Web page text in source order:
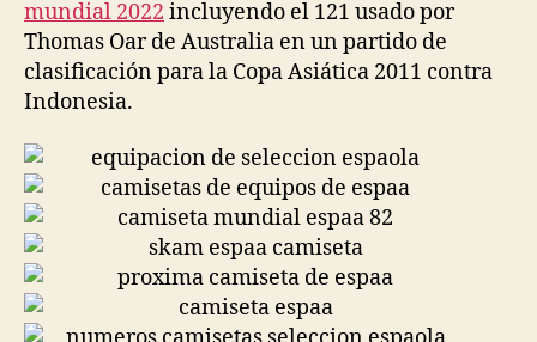
mundial 2022 incluyendo el 121 usado por
Thomas Oar de Australia en un partido de
clasificación para la Copa Asiática 2011 contra
Indonesia.